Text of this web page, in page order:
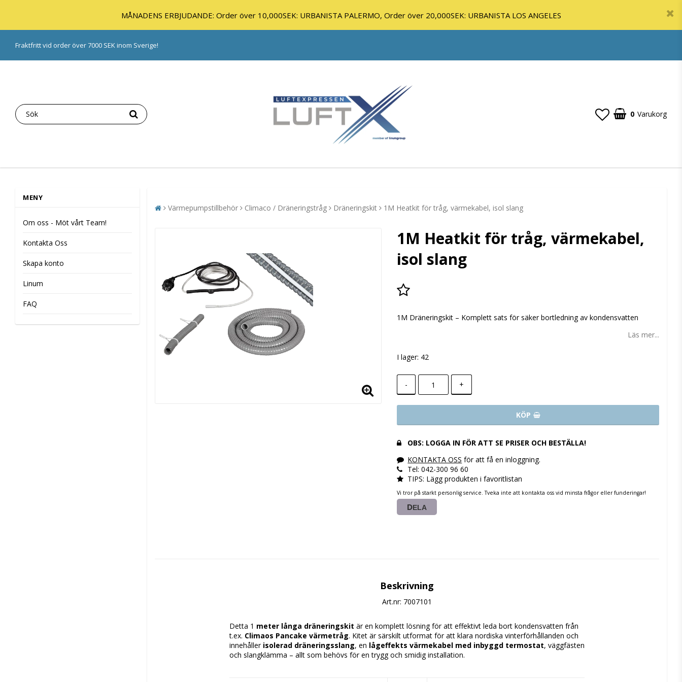
MÅNADENS ERBJUDANDE: Order över 10,000SEK: URBANISTA PALERMO, Order över 20,000SEK: URBANISTA LOS ANGELES
Fraktfritt vid order över 7000 SEK inom Sverige!
0 Varukorg
MENY
Om oss - Möt vårt Team!
Kontakta Oss
Skapa konto
Linum
FAQ
Värmepumpstillbehör Climaco / Dräneringstråg Dräneringskit 1M Heatkit för tråg, värmekabel, isol slang
1M Heatkit för tråg, värmekabel,
isol slang
Lägg till i favoritlistan
1M Dräneringskit – Komplett sats för säker bortledning av kondensvatten
Läs mer...
I lager: 42
- +
KÖP
OBS: LOGGA IN FÖR ATT SE PRISER OCH BESTÄLLA!
KONTAKTA OSS för att få en inloggning.
Tel: 042-300 96 60
TIPS: Lägg produkten i favoritlistan
Vi tror på starkt personlig service. Tveka inte att kontakta oss vid minsta frågor eller funderingar!
DELA
Beskrivning
Art.nr: 7007101
Detta 1 meter långa dräneringskit är en komplett lösning för att effektivt leda bort kondensvatten från
t.ex. Climaos Pancake värmetråg. Kitet är särskilt utformat för att klara nordiska vinterförhållanden och
innehåller isolerad dräneringsslang, en lågeffekts värmekabel med inbyggd termostat, väggfästen
och slangklämma – allt som behövs för en trygg och smidig installation.